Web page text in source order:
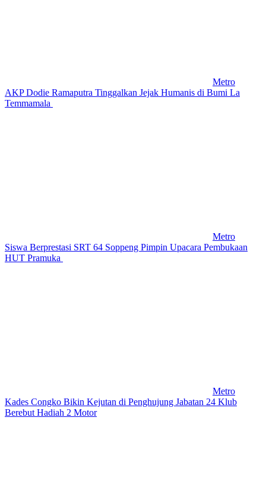
Metro
AKP Dodie Ramaputra Tinggalkan Jejak Humanis di Bumi La
Temmamala
Metro
Siswa Berprestasi SRT 64 Soppeng Pimpin Upacara Pembukaan
HUT Pramuka
Metro
Kades Congko Bikin Kejutan di Penghujung Jabatan 24 Klub
Berebut Hadiah 2 Motor